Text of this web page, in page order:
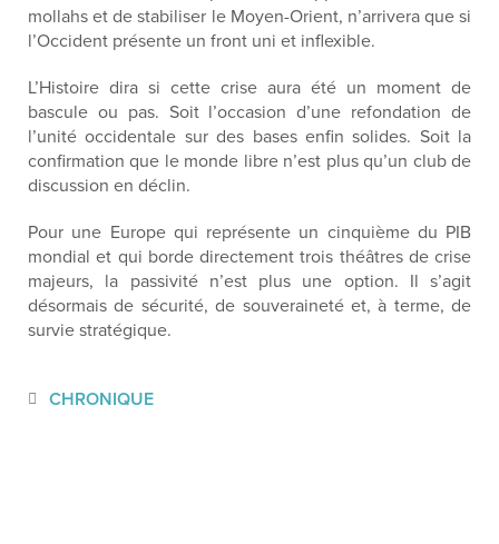
mollahs et de stabiliser le Moyen-Orient, n’arrivera que si
l’Occident présente un front uni et inflexible.
L’Histoire dira si cette crise aura été un moment de
bascule ou pas. Soit l’occasion d’une refondation de
l’unité occidentale sur des bases enfin solides. Soit la
confirmationque le monde libre n’est plus qu’un club de
discussion en déclin.
Pour une Europequi représente un cinquième du PIB
mondial et qui borde directement trois théâtres de crise
majeurs, la passivité n’est plus une option. Il s’agit
désormaisde sécurité, de souveraineté et, à terme, de
survie stratégique.
CHRONIQUE